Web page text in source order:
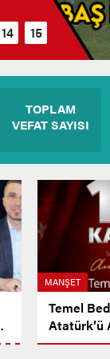
TOPLAM
VEFAT SAYISI
MANŞET
Temel
Atatürk’ü